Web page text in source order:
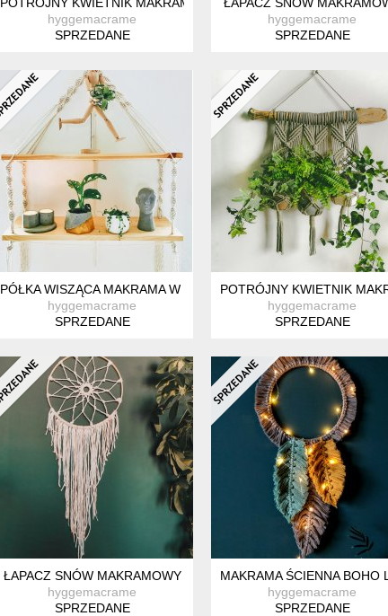
hyggemacrame
SPRZEDANE
hyggemacrame
SPRZEDANE
PÓŁKA WISZĄCA MAKRAMA W STYLU BOHO
hyggemacrame
SPRZEDANE
POTRÓJNY KWIETNIK
hyggemacrame
SPRZEDANE
ŁAPACZ SNÓW MAKRAMOWY
hyggemacrame
SPRZEDANE
MAKRAMA ŚCIENNA BOHO
hyggemacrame
SPRZEDANE